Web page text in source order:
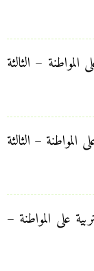
– الثالثة
– الثالثة
على المواطنة –